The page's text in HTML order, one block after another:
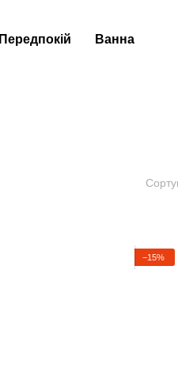
Передпокій Ванна
−15%